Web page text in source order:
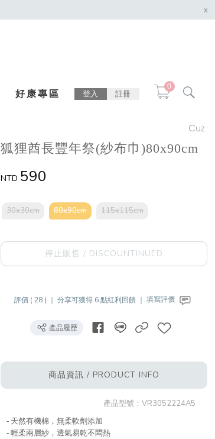
x
好康專區 登入 註冊
0
Cuz
狐狸酋長豐年祭(紗布巾)80x90cm
NTD 590
30x30cm 80x90cm 115x115cm
停止販售 / DISCOUNTINUED
評價 ( 28 ) ｜分享可獲得 6 點紅利回饋 ｜填寫評價
產品履歷
商品資訊 / PRODUCT INFO
產品型號： VR3052224A5
- 天然有機棉，無柔軟劑添加
- 輕柔兩層紗，透氣易乾不悶熱